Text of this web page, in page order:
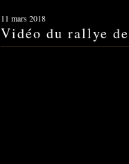
11 mars 2018
Vidéo du rallye